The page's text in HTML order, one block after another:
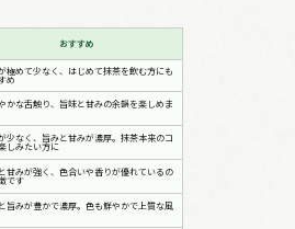
おすすめ
極めて少なく、はじめて抹茶を飲む方にも
め
かな舌触り、旨味と甘みの余韻を楽しめま
少なく、旨みと甘みが濃厚。抹茶本来のコ
しみたい方に
甘みが強く、色合いや香りが優れているの
です
旨みが豊かで濃厚。色も鮮やかで上質な風